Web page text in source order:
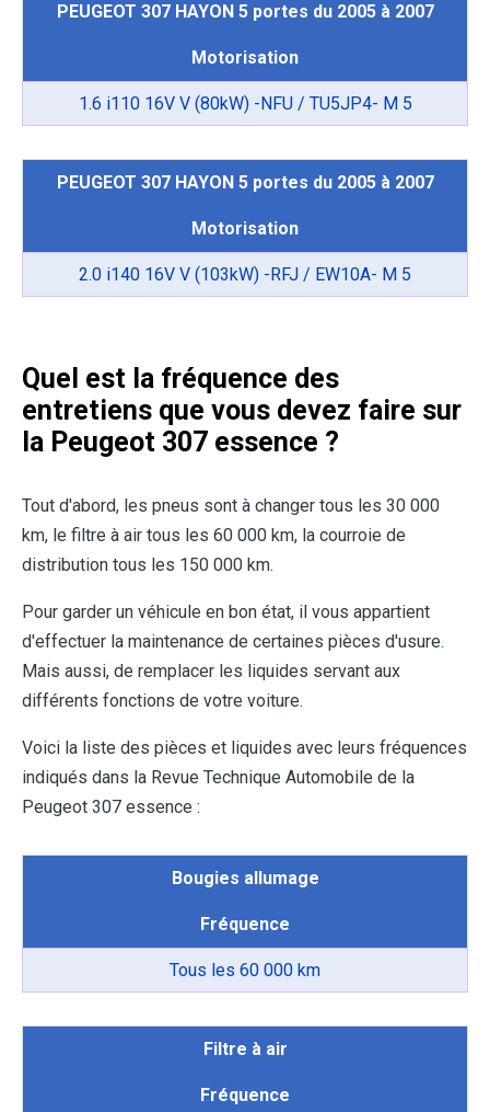
PEUGEOT 307 HAYON 5 portes du 2005 à 2007
Motorisation
1.6 i110 16V V (80kW) -NFU / TU5JP4- M 5
PEUGEOT 307 HAYON 5 portes du 2005 à 2007
Motorisation
2.0 i140 16V V (103kW) -RFJ / EW10A- M 5
Quel est la fréquence des
entretiens que vous devez faire sur
la Peugeot 307 essence ?
Tout d'abord, les pneus sont à changer tous les 30 000
km, le filtre à air tous les 60 000 km, la courroie de
distribution tous les 150 000 km.
Pour garder un véhicule en bon état, il vous appartient
d'effectuer la maintenance de certaines pièces d'usure.
Mais aussi, de remplacer les liquides servant aux
différents fonctions de votre voiture.
Voici la liste des pièces et liquides avec leurs fréquences
indiqués dans la Revue Technique Automobile de la
Peugeot 307 essence :
Bougies allumage
Fréquence
Tous les 60 000 km
Filtre à air
Fréquence